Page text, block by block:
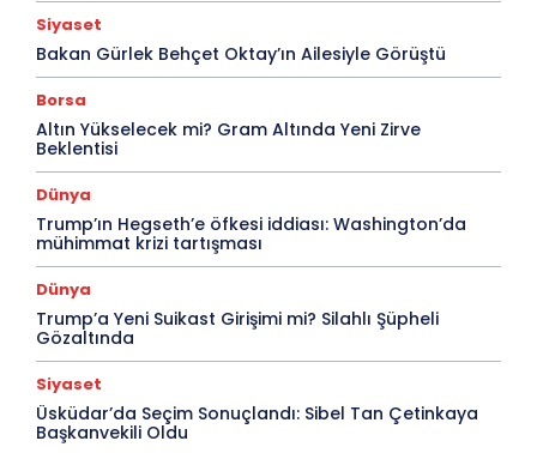
Siyaset
Bakan Gürlek Behçet Oktay’ın Ailesiyle Görüştü
Borsa
Altın Yükselecek mi? Gram Altında Yeni Zirve
Beklentisi
Dünya
Trump’ın Hegseth’e öfkesi iddiası: Washington’da
mühimmat krizi tartışması
Dünya
Trump’a Yeni Suikast Girişimi mi? Silahlı Şüpheli
Gözaltında
Siyaset
Üsküdar’da Seçim Sonuçlandı: Sibel Tan Çetinkaya
Başkanvekili Oldu